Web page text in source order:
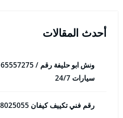
أحدث المقالات
سيارات 24/7
رقم فني تكييف كيفان 98025055 فني تكييف مركزي 24 ساعة